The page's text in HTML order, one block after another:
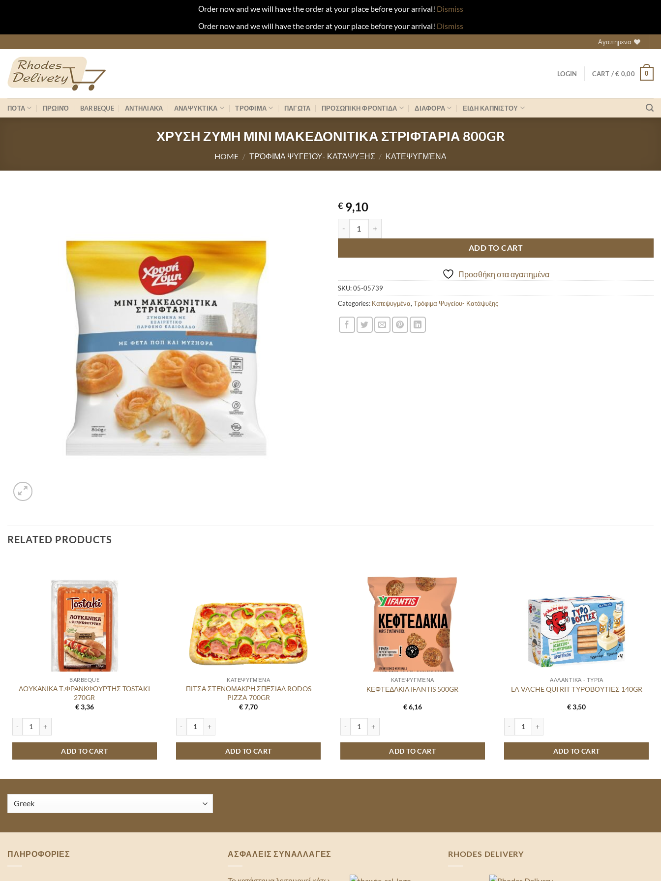
Οrder now and we will have the order at your place before your arrival! Dismiss
Οrder now and we will have the order at your place before your arrival! Dismiss
to
content
Αγαπημενα
LOGIN CART /€ 0,00 0
ΠΟΤΑ ΠΡΩΙΝΌ BARBEQUE ΑΝΤΗΛΙΑΚΆ ΑΝΑΨΥΚΤΙΚΑ ΤΡΟΦΙΜΑ ΠΑΓΩΤΑ ΠΡΟΣΩΠΙΚΗ ΦΡΟΝΤΙΔΑ ΔΙΑΦΟΡΑ ΕΙΔΗ ΚΑΠΝΙΣΤΟΥ
ΧΡΥΣΗ ΖΥΜΗ ΜΙΝΙ ΜΑΚΕΔΟΝΙΤΙΚΑ ΣΤΡΙΦΤΑΡΙΑ 800GR
HOME / ΤΡΌΦΙΜΑ ΨΥΓΕΊΟΥ- ΚΑΤΆΨΥΞΗΣ / ΚΑΤΕΨΥΓΜΈΝΑ
€ 9,10
ADD TO CART
Προσθήκη στα αγαπημένα
SKU:05-05739
Categories: Κατεψυγμένα, Τρόφιμα Ψυγείου- Κατάψυξης
RELATED PRODUCTS
BARBEQUE
ΛΟΥΚΑΝΙΚΑ Τ.ΦΡΑΝΚΦΟΥΡΤΗΣ TOSTAKI
270GR
€3,36
ADD TO CART
ΚΑΤΕΨΥΓΜΈΝΑ
ΠΙΤΣΑ ΣΤΕΝΟΜΑΚΡΗ ΣΠΕΣΙΑΛ RODOS
PIZZA 700GR
€7,70
ADD TO CART
Προσθήκη
αγαπημένα
ΚΑΤΕΨΥΓΜΈΝΑ
ΚΕΦΤΕΔΑΚΙΑ IFANTIS 500GR
€6,16
ADD TO CART
αγαπημένα
ΑΛΛΑΝΤΙΚΆ - ΤΥΡΙΆ
LA VACHE QUI RIT ΤΥΡΟΒΟΥΤΙΕΣ 140GR
€3,50
ADD TO CART
ΠΛΗΡΟΦΟΡΙΕΣ ΑΣΦΑΛΕΙΣ ΣΥΝΑΛΛΑΓΕΣ RHODES DELIVERY